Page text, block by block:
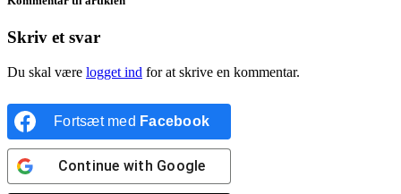
Skriv et svar
Du skal være logget ind for at skrive en kommentar.
Fortsæt med Facebook
Continue with Google